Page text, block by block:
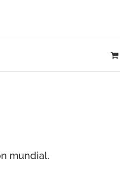
mundial.